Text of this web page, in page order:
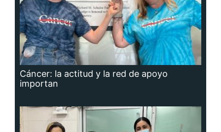
Cáncer: la actitud y la red de apoyo
importan